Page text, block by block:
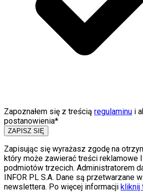
Zapoznałem się z treścią regulaminu i
postanowienia*
ZAPISZ SIĘ
Zapisując się wyrażasz zgodę na
który może zawierać treści reklamowe
podmiotów trzecich. Administratorem
INFOR PL S.A. Dane są przetwarzane
newslettera. Po więcej informacji kliknij